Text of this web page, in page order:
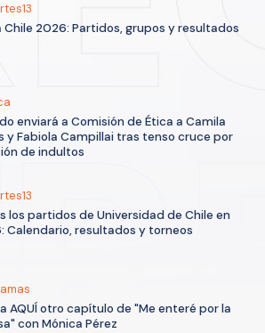
Chile 2026: Partidos, grupos y resultados
enviará a Comisión de Ética a Camila
y Fabiola Campillai tras tenso cruce por
de indultos
los partidos de Universidad de Chile en
Calendario, resultados y torneos
AQUÍ otro capítulo de "Me enteré por la
con Mónica Pérez